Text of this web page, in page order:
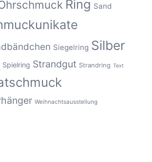
Ring Sand
Siegelring Silber
Spielring Strandgut Strandring Text
Weihnachtsausstellung